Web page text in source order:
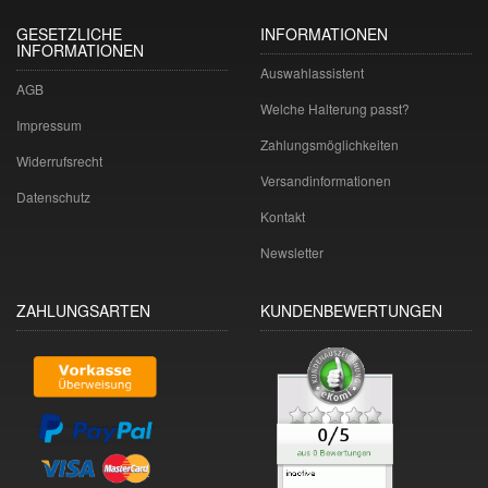
GESETZLICHE
INFORMATIONEN
AGB
Impressum
Widerrufsrecht
Datenschutz
INFORMATIONEN
Auswahlassistent
Welche Halterung passt?
Zahlungsmöglichkeiten
Versandinformationen
Kontakt
Newsletter
ZAHLUNGSARTEN KUNDENBEWERTUNGEN